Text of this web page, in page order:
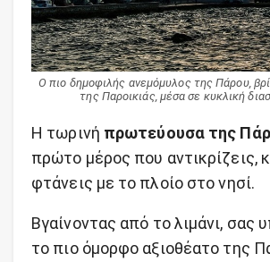
Ο πιο δημοφιλής ανεμόμυλος της Πάρου,
της Παροικιάς, μέσα σε κυκλική
Η τωρινή πρωτεύουσα της
πρώτο μέρος που αντικρίζεις,
φτάνεις με το πλοίο στο νησί.
Βγαίνοντας από το λιμάνι, σας
το πιο όμορφο αξιοθέατο της